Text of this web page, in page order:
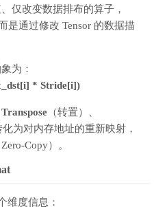
仅改变数据排布的算子，
是通过修改 Tensor 的数据描
为：
* Stride[i])
Transpose （转置）、
为对内存地址的重新映射，
Copy）。
维度信息：